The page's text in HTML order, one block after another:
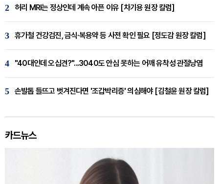
2 허리 MRI는 정상인데 계속 아픈 이유 [차기용 원장 칼럼]
3 휴가철 건강검진, 금식·복용약 등 사전 확인 필요 [정도감 원장 칼럼]
4 "40대인데 오십견?"...3040도 안심 못하는 어깨 유착성 관절낭염
5 손발톱 들뜨고 벗겨진다면 '조갑박리증' 의심해야 [김철윤 원장 칼럼]
카드뉴스